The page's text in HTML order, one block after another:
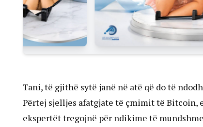
Tani, të gjithë sytë janë në atë që do të
Përtej sjelljes afatgjate të çmimit të Bitcoin,
ekspertët tregojnë për ndikime të